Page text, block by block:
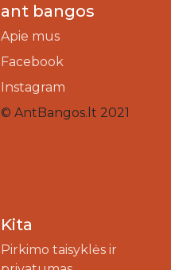
ant bangos
Apie mus
Facebook
Instagram
© AntBangos.lt 2021
Kita
Pirkimo taisyklės ir